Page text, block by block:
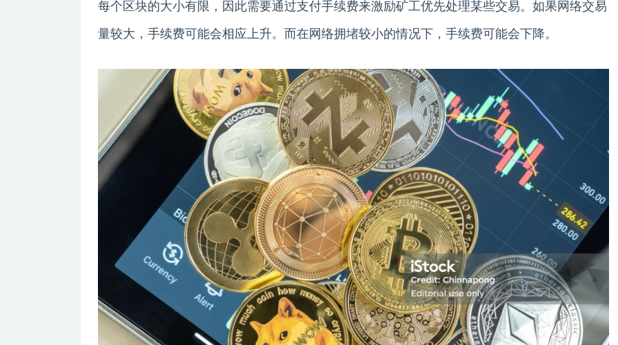
每个区块的大小有限，因此需要通过支付手续费来激励矿工优先处理某些交易。如果网络交易
量较大，手续费可能会相应上升。而在网络拥堵较小的情况下，手续费可能会下降。